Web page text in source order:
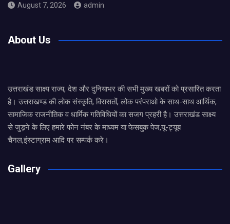
August 7, 2026 admin
About Us
उत्तराखंड साक्ष्य राज्य, देश और दुनियाभर की सभी मुख्य खबरों को प्रसारित करता
है। उत्तराखण्ड की लोक संस्कृति, विरासतों, लोक परंपराओ के साथ-साथ आर्थिक,
सामाजिक राजनीतिक व धार्मिक गतिविधियों का सजग प्रहरी है। उत्तराखंड साक्ष्य
से जुड़ने के लिए हमारे फोन नंबर के माध्यम या फेसबुक पेज,यू-ट्यूब
चैनल,इंस्टाग्राम आदि पर सम्पर्क करे।
Gallery